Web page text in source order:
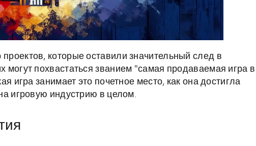
которые оставили значительный след в
могут похвастаться званием "самая продаваемая игра в
игра занимает это почетное место, как она достигла
игровую индустрию в целом.